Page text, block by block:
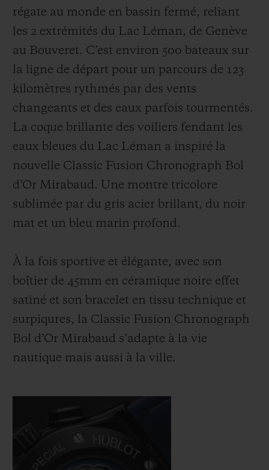
régate au monde en bassin fermé, reliant
les 2 extrémités du Lac Léman, de Genève
au Bouveret. C’est environ 500 bateaux sur
la ligne de départ pour un parcours de 123
kilomètres rythmés par des vents
changeants et des eaux parfois tourmentés.
La coque brillante des voiliers fendant les
eaux bleues du Lac Léman a inspiré la
nouvelle Classic Fusion Chronograph Bol
d’Or Mirabaud. Une montre tricolore
sublimée par du gris acier brillant, du noir
mat et un bleu marin profond.
À la fois sportive et élégante, avec son
boîtier de 45mm en céramique noire effet
satiné et son bracelet en tissu technique et
surpiqures, la Classic Fusion Chronograph
Bol d’Or Mirabaud s’adapte à la vie
nautique mais aussi à la ville.